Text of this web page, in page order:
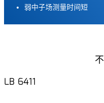
弱中子场测量时间短
LB 6411